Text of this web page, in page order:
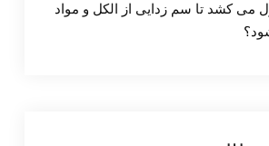
کشد تا سم زدایی از الکل و مواد